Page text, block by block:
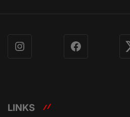
Instagram Facebook
LINKS